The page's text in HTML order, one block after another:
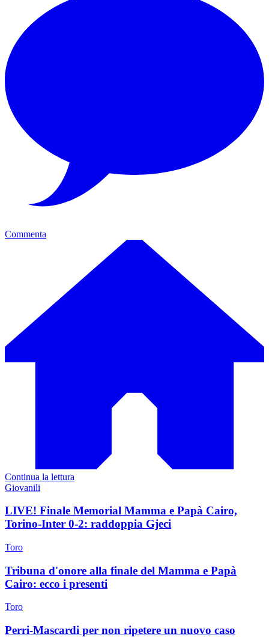
Commenta
Continua la lettura
Giovanili
LIVE! Finale Memorial Mamma e Papà Cairo,
Torino-Inter 0-2: raddoppia Gjeci
Toro
Tribuna d'onore alla finale del Mamma e Papà
Cairo: ecco i presenti
Toro
Perri-Mascardi per non ripetere un nuovo caso